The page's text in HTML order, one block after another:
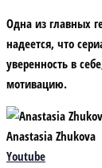
Одна из главных
надеется, что
уверенность в
мотивацию.
Anastasia Zhukova
Youtube